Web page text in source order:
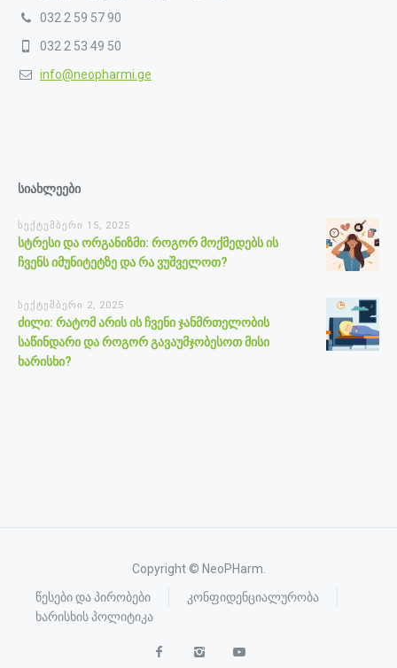
032 2 59 57 90
032 2 53 49 50
info@neopharmi.ge
სიახლეები
სექტემბერი 15, 2025
სტრესი და ორგანიზმი: როგორ მოქმედებს ის
ჩვენს იმუნიტეტზე და რა ვუშველოთ?
სექტემბერი 2, 2025
ძილი: რატომ არის ის ჩვენი ჯანმრთელობის
საწინდარი და როგორ გავაუმჯობესოთ მისი
ხარისხი?
Copyright © NeoPHarm.
წესები და პირობები
კონფიდენციალურობა
ხარისხის პოლიტიკა